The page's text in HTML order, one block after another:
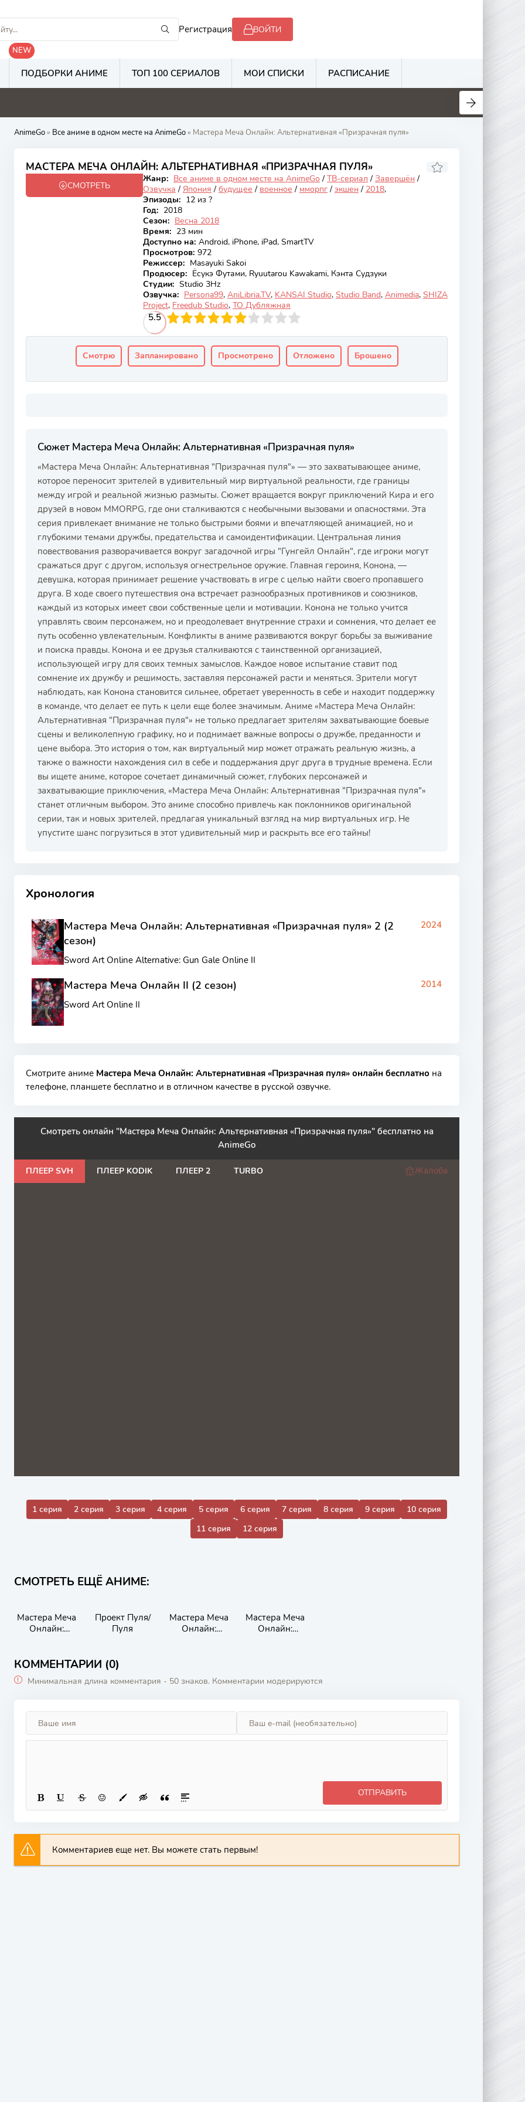
Регистрация ВОЙТИ
NEW
ПОДБОРКИ АНИМЕ ТОП 100 СЕРИАЛОВ МОИ СПИСКИ РАСПИСАНИЕ
AnimeGo» Все аниме в одном месте на AnimeGo» Мастера Меча Онлайн: Альтернативная «Призрачная пуля»
МАСТЕРА МЕЧА ОНЛАЙН: АЛЬТЕРНАТИВНАЯ «ПРИЗРАЧНАЯ ПУЛЯ»
Закончен
7.01
СМОТРЕТЬ
Жанр: Все аниме в одном месте на AnimeGo / ТВ-сериал / Завершён /
Озвучка / Япония / будущее / военное / мморпг / экшен / 2018,
Эпизоды: 12 из ?
Год: 2018
Сезон: Весна 2018
Время: 23 мин
Доступно на: Android, iPhone, iPad, SmartTV
Просмотров: 972
Режиссер: Masayuki Sakoi
Продюсер: Ёсукэ Футами, Ryuutarou Kawakami, Кэнта Судзуки
Студии: Studio 3Hz
Озвучка: Persona99, AniLibria.TV, KANSAI Studio, Studio Band, Animedia, SHIZA
Project, Freedub Studio, ТО Дубляжная
5.5
4 5 6 7 8 9 10
Смотрю Запланировано Просмотрено Отложено Брошено
Сюжет Мастера Меча Онлайн: Альтернативная «Призрачная пуля»
«Мастера Меча Онлайн: Альтернативная "Призрачная пуля"» — это захватывающее аниме,
которое переносит зрителей в удивительный мир виртуальной реальности, где границы
между игрой и реальной жизнью размыты. Сюжет вращается вокруг приключений Кира и его
друзей в новом MMORPG, где они сталкиваются с необычными вызовами и опасностями. Эта
серия привлекает внимание не только быстрыми боями и впечатляющей анимацией, но и
глубокими темами дружбы, предательства и самоидентификации. Центральная линия
повествования разворачивается вокруг загадочной игры "Гунгейл Онлайн", где игроки могут
сражаться друг с другом, используя огнестрельное оружие. Главная героиня, Конона, —
девушка, которая принимает решение участвовать в игре с целью найти своего пропавшего
друга. В ходе своего путешествия она встречает разнообразных противников и союзников,
каждый из которых имеет свои собственные цели и мотивации. Конона не только учится
управлять своим персонажем, но и преодолевает внутренние страхи и сомнения, что делает ее
путь особенно увлекательным. Конфликты в аниме развиваются вокруг борьбы за выживание
и поиска правды. Конона и ее друзья сталкиваются с таинственной организацией,
использующей игру для своих темных замыслов. Каждое новое испытание ставит под
сомнение их дружбу и решимость, заставляя персонажей расти и меняться. Зрители могут
наблюдать, как Конона становится сильнее, обретает уверенность в себе и находит поддержку
в команде, что делает ее путь к цели еще более значимым. Аниме «Мастера Меча Онлайн:
Альтернативная "Призрачная пуля"» не только предлагает зрителям захватывающие боевые
сцены и великолепную графику, но и поднимает важные вопросы о дружбе, преданности и
цене выбора. Это история о том, как виртуальный мир может отражать реальную жизнь, а
также о важности нахождения сил в себе и поддержания друг друга в трудные времена. Если
вы ищете аниме, которое сочетает динамичный сюжет, глубоких персонажей и
захватывающие приключения, «Мастера Меча Онлайн: Альтернативная "Призрачная пуля"»
станет отличным выбором. Это аниме способно привлечь как поклонников оригинальной
серии, так и новых зрителей, предлагая уникальный взгляд на мир виртуальных игр. Не
упустите шанс погрузиться в этот удивительный мир и раскрыть все его тайны!
Хронология
Мастера Меча Онлайн: Альтернативная «Призрачная пуля» 2 (2
сезон)
Sword Art Online Alternative: Gun Gale Online II
2024
Мастера Меча Онлайн II (2 сезон)
Sword Art Online II
2014
Смотрите аниме Мастера Меча Онлайн: Альтернативная «Призрачная пуля» онлайн бесплатно на
телефоне, планшете бесплатно и в отличном качестве в русской озвучке.
Смотреть онлайн "Мастера Меча Онлайн: Альтернативная «Призрачная пуля»" бесплатно на
AnimeGo
ПЛЕЕР SVH ПЛЕЕР KODIK ПЛЕЕР 2 TURBO Жалоба
1 серия 2 серия 3 серия 4 серия 5 серия 6 серия 7 серия 8 серия 9 серия
10 серия
11 серия
12 серия
СМОТРЕТЬ ЕЩЁ АНИМЕ:
Мастера Меча
Онлайн:
пуля» 2
Проект Пуля/
Пуля
Мастера Меча
Онлайн:
Мастера Меча
Онлайн:
КОММЕНТАРИИ (0)
Минимальная длина комментария - 50 знаков. Комментарии модерируются
ОТПРАВИТЬ
Комментариев еще нет. Вы можете стать первым!